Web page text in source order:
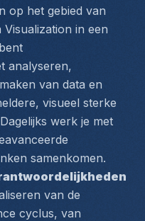
Visualization in een
analyseren,
van data en
visueel sterke
werk je met
samenkomen.
cyclus, van